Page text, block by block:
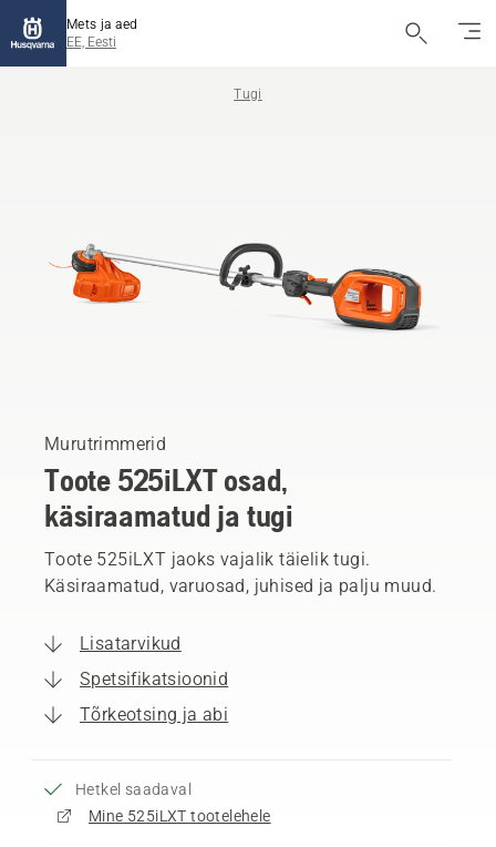
Mets ja aed
EE, Eesti
Tugi
Murutrimmerid
Toote 525iLXT osad,
käsiraamatud ja tugi
Toote 525iLXT jaoks vajalik täielik tugi.
Käsiraamatud, varuosad, juhised ja palju muud.
Lisatarvikud
Spetsifikatsioonid
Tõrkeotsing ja abi
Hetkel saadaval
Mine 525iLXT tootelehele